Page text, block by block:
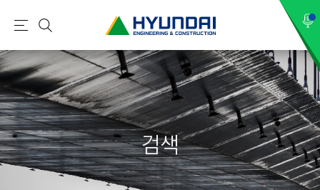
현
건
설
(
H
Y
U
N
메
뉴
검
색
검색